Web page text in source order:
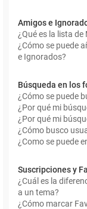
Amigos e
¿Qué es la lista
¿Cómo se puede
e Ignorados?
Búsqueda en los
¿Cómo se puede
¿Por qué mi
¿Por qué mi
¿Cómo busco
¿Como se puede
Suscripciones y
¿Cuál es la
a un tema?
¿Cómo marcar